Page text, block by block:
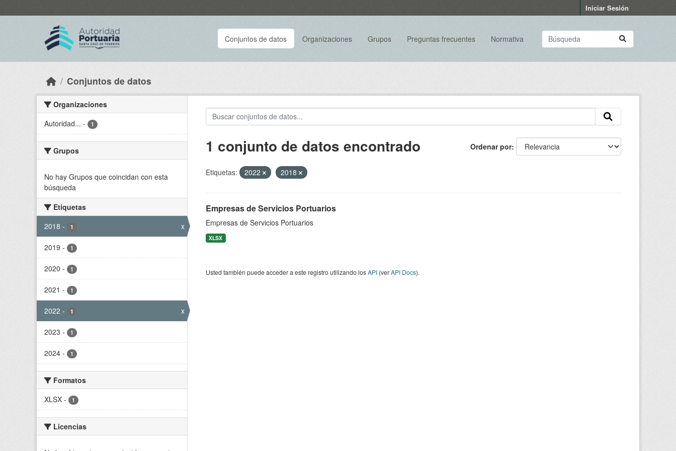
Iniciar Sesión
Conjuntos de datos Organizaciones Grupos Preguntas frecuentes Normativa
Conjuntos de datos
Organizaciones
Autoridad... - 1
Grupos
No hay Grupos que coincidan con esta
búsqueda
Etiquetas
2018 - 1 x
2019 - 1
2020 - 1
2021 - 1
2022 - 1 x
2023 - 1
2024 - 1
Formatos
XLSX - 1
Licencias
Ordenar por
1 conjunto de datos encontrado
Etiquetas: 2022 2018
Empresas de Servicios Portuarios
Empresas de Servicios Portuarios
XLSX
Usted también puede acceder a este registro utilizando losAPI(verAPI Docs).